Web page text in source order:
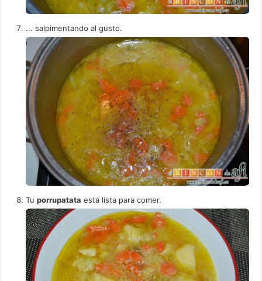
... salpimentando al gusto.
Tuporrupatata está lista para comer.